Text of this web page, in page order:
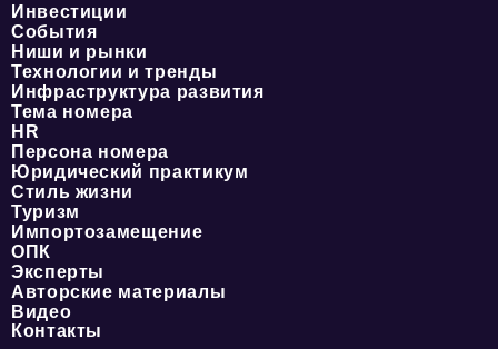
Инвестиции
События
Ниши и рынки
Технологии и тренды
Инфраструктура развития
Тема номера
HR
Персона номера
Юридический практикум
Стиль жизни
Туризм
Импортозамещение
ОПК
Эксперты
Авторские материалы
Видео
Контакты